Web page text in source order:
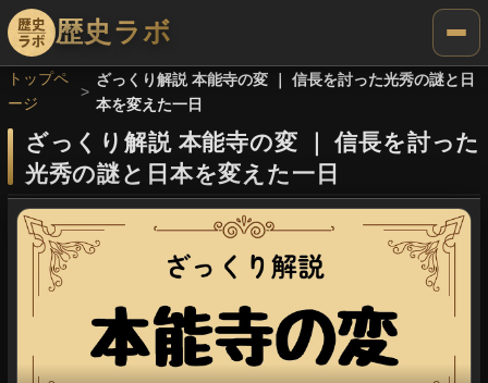
歴史ラボ
トップペ
ージ
ざっくり解説 本能寺の変 ｜ 信長を討った光秀の謎と日
本を変えた一日
ざっくり解説 本能寺の変 ｜信長を討った
光秀の謎と日本を変えた一日